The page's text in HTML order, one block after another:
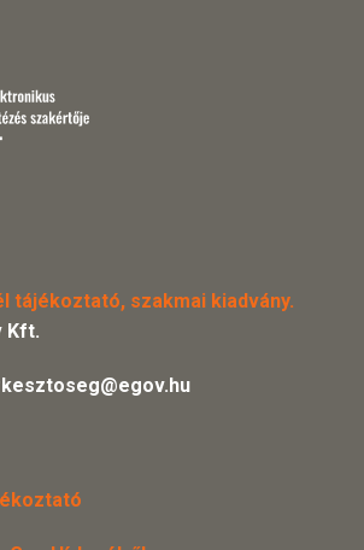
tájékoztató, szakmai kiadvány.
Kft.